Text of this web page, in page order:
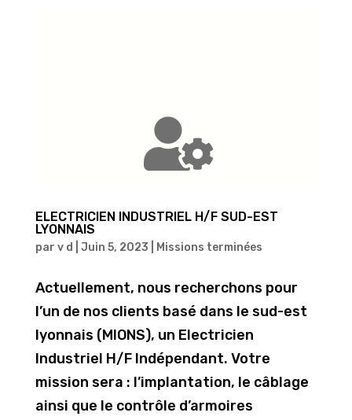
ELECTRICIEN INDUSTRIEL H/F SUD-EST
LYONNAIS
par v d Juin 5, 2023 Missions terminées
Actuellement, nous recherchons pour
l’un de nos clients basé dans le sud-est
lyonnais (MIONS), un Electricien
Industriel H/F Indépendant. Votre
mission sera : l’implantation, le câblage
ainsi que le contrôle d’armoires